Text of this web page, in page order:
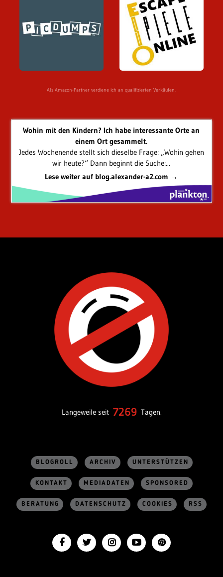
Als Amazon-Partner verdiene ich an qualifizierten Verkäufen.
Wohin mit den Kindern? Ich habe interessante Orte an
einem Ort gesammelt.
Jedes Wochenende stellt sich dieselbe Frage: „Wohin gehen
wir heute?“ Dann beginnt die Suche:...
Lese weiter auf blog.alexander-a2.com →
Langeweile seit 7269 Tagen.
BLOGROLL ARCHIV UNTERSTÜTZEN
KONTAKT MEDIADATEN SPONSORED
BERATUNG DATENSCHUTZ COOKIES RSS